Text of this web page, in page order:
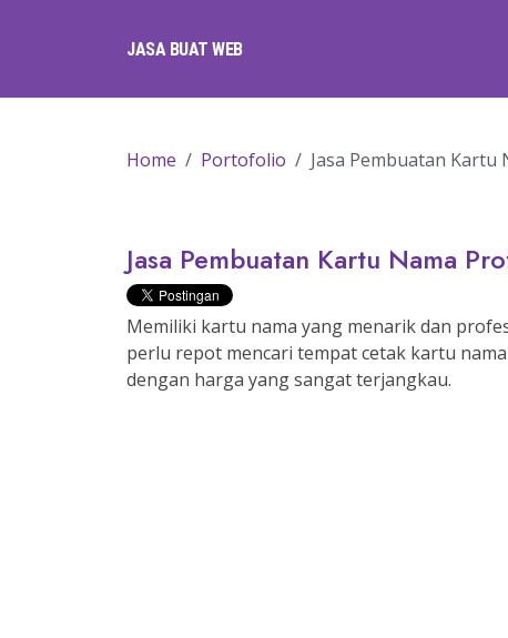
JASA BUAT WEB
Home Portofolio Jasa Pembuatan
Jasa Pembuatan Kartu Nama
Memiliki kartu nama yang menarik dan
perlu repot mencari tempat cetak kartu
dengan harga yang sangat terjangkau.